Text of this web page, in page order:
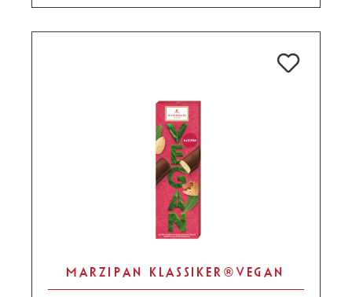
MARZIPAN KLASSIKER® VEGAN